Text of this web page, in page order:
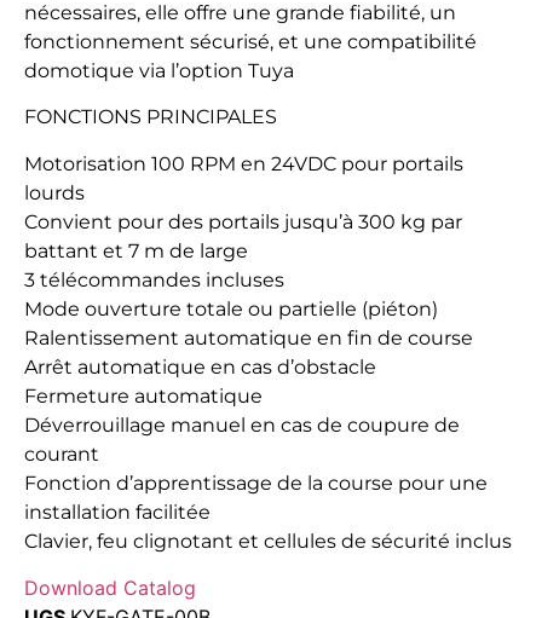
nécessaires, elle offre une grande fiabilité, un
fonctionnement sécurisé, et une compatibilité
domotique via l’option Tuya
FONCTIONS PRINCIPALES
Motorisation 100 RPM en 24VDC pour portails
lourds
Convient pour des portails jusqu’à 300 kg par
battant et 7 m de large
3 télécommandes incluses
Mode ouverture totale ou partielle (piéton)
Ralentissement automatique en fin de course
Arrêt automatique en cas d’obstacle
Fermeture automatique
Déverrouillage manuel en cas de coupure de
courant
Fonction d’apprentissage de la course pour une
installation facilitée
Clavier, feu clignotant et cellules de sécurité inclus
Download Catalog